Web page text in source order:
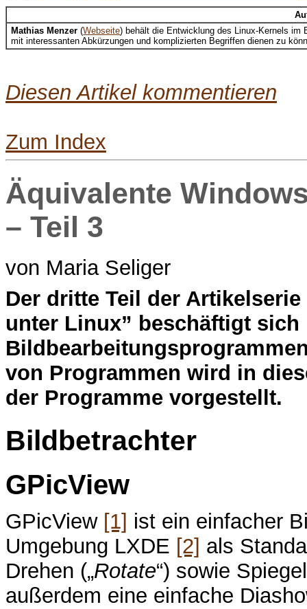
Mathias Menzer (Webseite) behält die Entwicklung des Linux-Kernels im
mit interessanten Abkürzungen und komplizierten Begriffen dienen zu
Diesen Artikel kommentieren
Zum Index
Äquivalente
– Teil 3
von Maria Seliger
Der dritte Teil der
unter Linux” beschäftigt
von Programmen wird in
der Programme vorgestellt.
Bildbetrachter
GPicView
GPicView [1] ist ein einfacher
Umgebung LXDE [2] als
Drehen („Rotate“) sowie
außerdem eine einfache